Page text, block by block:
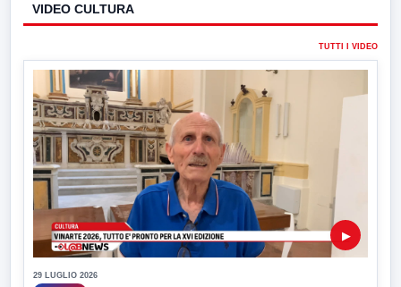
VIDEO CULTURA
TUTTI I VIDEO
▶
29 LUGLIO 2026